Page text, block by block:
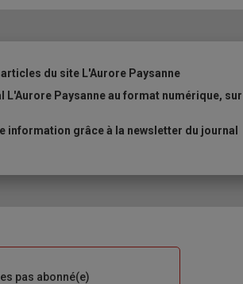
du site L'Aurore Paysanne
L'Aurore Paysanne au format numérique, sur
information grâce à la newsletter du journal
pas abonné(e)